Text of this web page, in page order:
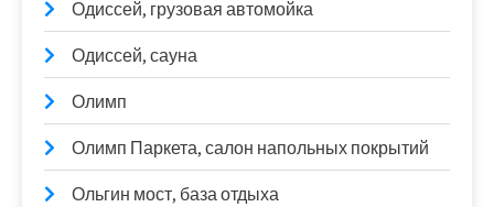
Одиссей, грузовая автомойка
Одиссей, сауна
Олимп
Олимп Паркета, салон напольных покрытий
Ольгин мост, база отдыха